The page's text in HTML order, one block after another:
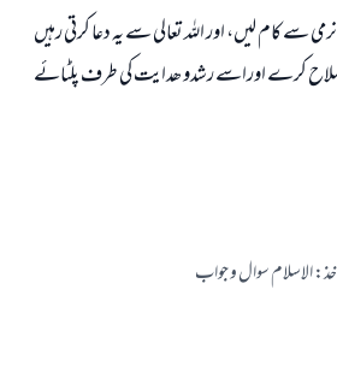
کام لیں، اور اللہ تعالی سے یہ دعا کرتی رہیں
کرے اوراسے رشدو ھدایت کی طرف پلٹائے
:الاسلام سوال و جواب